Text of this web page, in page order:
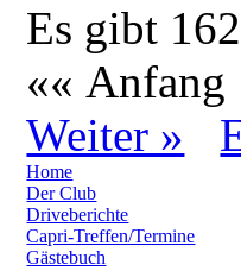
Es gibt
«« Anfang
Weiter »
Home
Der Club
Driveberichte
Capri-Treffen/Termine
Gästebuch